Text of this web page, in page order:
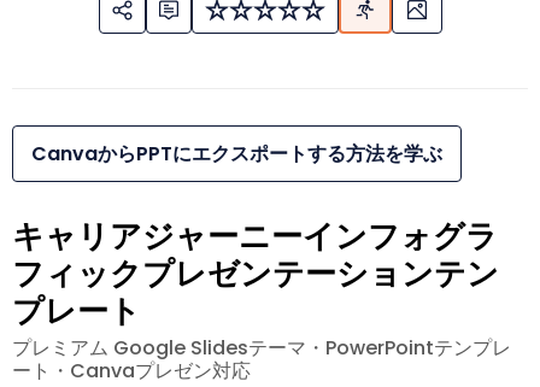
CanvaからPPTにエクスポートする方法を学ぶ
キャリアジャーニーインフォグラ
フィックプレゼンテーションテン
プレート
プレミアム Google Slidesテーマ・PowerPointテンプレ
ート・Canvaプレゼン対応